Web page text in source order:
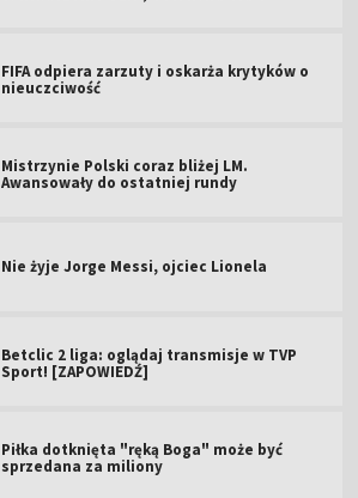
FIFA odpiera zarzuty i oskarża krytyków o
nieuczciwość
Mistrzynie Polski coraz bliżej LM.
Awansowały do ostatniej rundy
Nie żyje Jorge Messi, ojciec Lionela
Betclic 2 liga: oglądaj transmisje w TVP
Sport! [ZAPOWIEDŹ]
Piłka dotknięta "ręką Boga" może być
sprzedana za miliony